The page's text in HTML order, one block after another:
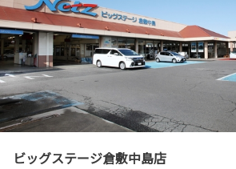
ビッグステージ倉敷中島店